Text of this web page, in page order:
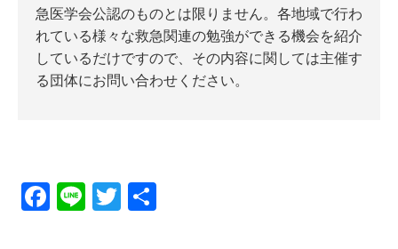
急医学会公認のものとは限りません。各地域で行わ
れている様々な救急関連の勉強ができる機会を紹介
しているだけですので、その内容に関しては主催す
る団体にお問い合わせください。
F
Li
T